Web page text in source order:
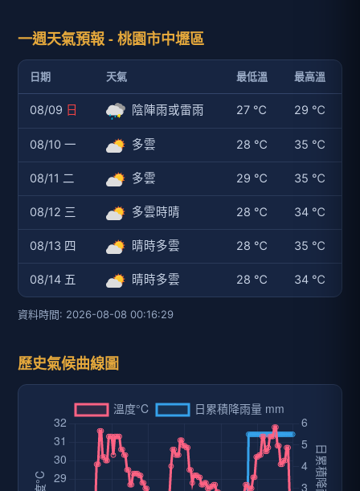
一週天氣預報 - 桃園市中壢區
日期 天氣 最低溫 最高溫
08/09 日 陰陣雨或雷雨 27 ℃ 29 ℃
08/10 一 多雲 28 ℃ 35 ℃
08/11 二 多雲 29 ℃ 35 ℃
08/12 三 多雲時晴 28 ℃ 34 ℃
08/13 四 晴時多雲 28 ℃ 35 ℃
08/14 五 晴時多雲 28 ℃ 34 ℃
資料時間: 2026-08-08 00:16:29
歷史氣候曲線圖